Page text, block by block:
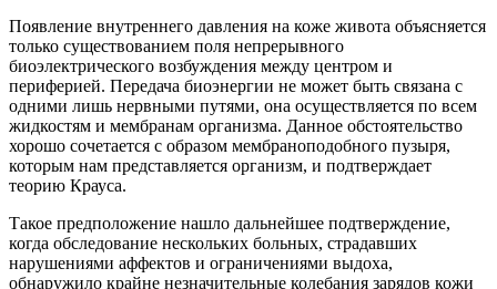
Появление внутреннего давления на коже живота объясняется
только существованием поля непрерывного
биоэлектрического возбуждения между центром и
периферией. Передача биоэнергии не может быть связана с
одними лишь нервными путями, она осуществляется по всем
жидкостям и мембранам организма. Данное обстоятельство
хорошо сочетается с образом мембраноподобного пузыря,
которым нам представляется организм, и подтверждает
теорию Крауса.
Такое предположение нашло дальнейшее подтверждение,
когда обследование нескольких больных, страдавших
нарушениями аффектов и ограничениями выдоха,
обнаружило крайне незначительные колебания зарядов кожи